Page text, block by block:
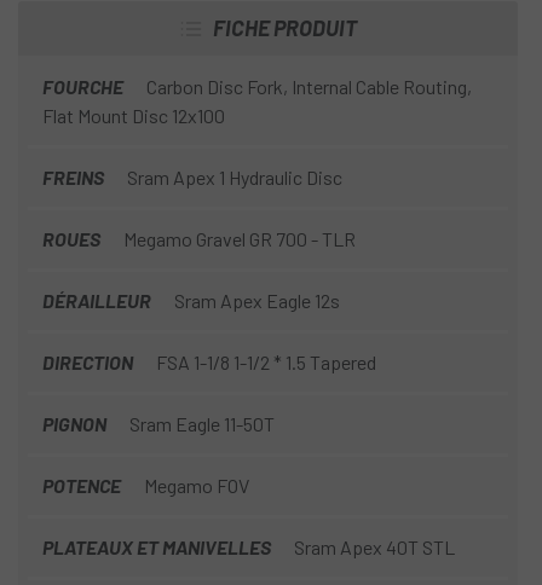
en plus de tout cela, c'est l'outil parfait pour vivre de
FICHE PRODUIT
FOURCHE
Carbon Disc Fork, Internal Cable Routing,
Flat Mount Disc 12x100
FREINS Sram Apex 1 Hydraulic Disc
ROUES Megamo Gravel GR 700 - TLR
DÉRAILLEUR Sram Apex Eagle 12s
DIRECTION FSA 1-1/8 1-1/2 * 1.5 Tapered
PIGNON Sram Eagle 11-50T
POTENCE Megamo FOV
PLATEAUX ET MANIVELLES Sram Apex 40T STL